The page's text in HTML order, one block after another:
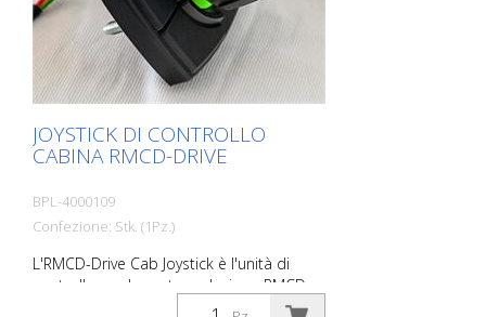
JOYSTICK DI CONTROLLO
CABINA RMCD-DRIVE
BPL-4000109
Confezione: Stk. (1Pz.)
L'RMCD-Drive Cab Joystick è l'unità di
controllo per la vostra soluzione RMCD -
Indicatori e simboli a LED dimmerabili -